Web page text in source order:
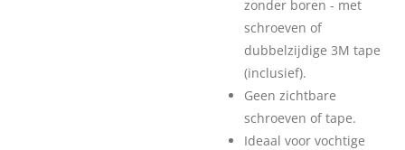
zonder boren - met
schroeven of
dubbelzijdige 3M tape
(inclusief).
Geen zichtbare
schroeven of tape.
Ideaal voor vochtige